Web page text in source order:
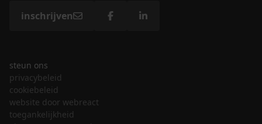
inschrijven
steun ons
privacybeleid
cookiebeleid
website door webreact
toegankelijkheid